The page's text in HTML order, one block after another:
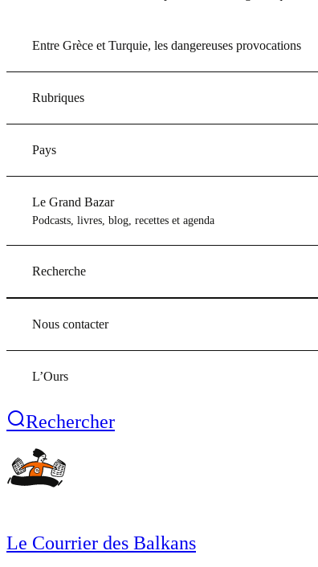
Entre Grèce et Turquie, les dangereuses provocations
Rubriques
Pays
Le Grand Bazar
Podcasts, livres, blog, recettes et agenda
Recherche
Nous contacter
L’Ours
Rechercher
Le Courrier des Balkans